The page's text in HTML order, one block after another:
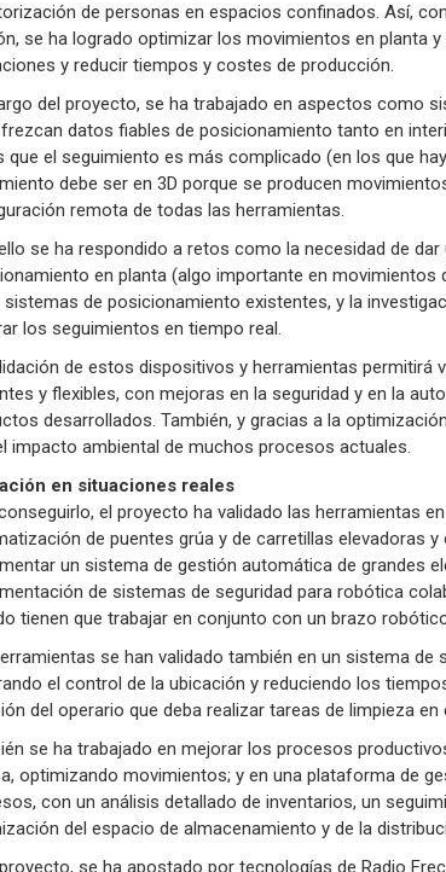
de personas en espacios confinados. Así,
se ha logrado optimizar los movimientos en planta
y reducir tiempos y costes de producción.
del proyecto, se ha trabajado en aspectos como
datos fiables de posicionamiento tanto en
que el seguimiento es más complicado (en los que
debe ser en 3D porque se producen
remota de todas las herramientas.
se ha respondido a retos como la necesidad de
en planta (algo importante en movimientos
de posicionamiento existentes, y la
los seguimientos en tiempo real.
de estos dispositivos y herramientas
y flexibles, con mejoras en la seguridad y en la
desarrollados. También, y gracias a la
impacto ambiental de muchos procesos actuales.
en situaciones reales
el proyecto ha validado las herramientas
de puentes grúa y de carretillas elevadoras
un sistema de gestión automática de grandes
de sistemas de seguridad para robótica
tienen que trabajar en conjunto con un brazo
se han validado también en un sistema
el control de la ubicación y reduciendo los
del operario que deba realizar tareas de limpieza
se ha trabajado en mejorar los procesos
optimizando movimientos; y en una plataforma de
con un análisis detallado de inventarios, un
del espacio de almacenamiento y de la
se ha apostado por tecnologías de Radio